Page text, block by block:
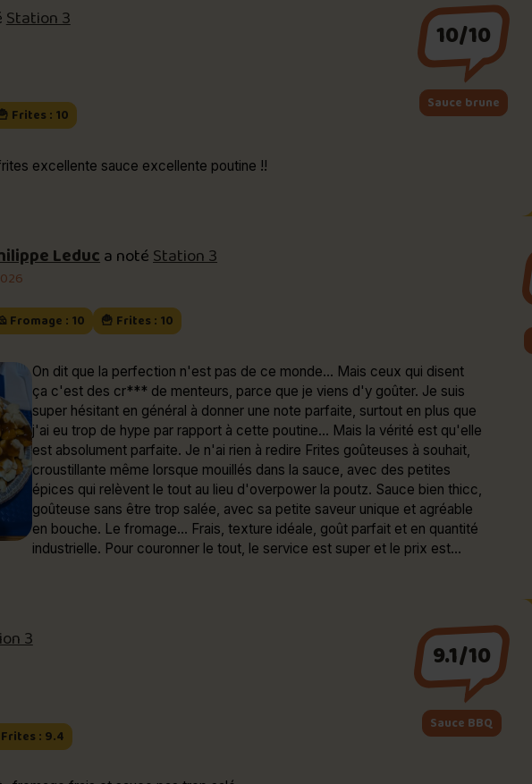
Station 3
Frites : 10
10/10
Sauce brune
excellente sauce excellente poutine !!
Leduca notéStation 3
Fromage : 10 🍟 Frites : 10
On dit que la perfection n'est pas de ce monde... Mais ceux qui disent
ça c'est des cr*** de menteurs, parce que je viens d'y goûter. Je suis
super hésitant en général à donner une note parfaite, surtout en plus que
j'ai eu trop de hype par rapport à cette poutine... Mais la vérité est qu'elle
est absolument parfaite. Je n'ai rien à redire Frites goûteuses à souhait,
croustillante même lorsque mouillés dans la sauce, avec des petites
épices qui relèvent le tout au lieu d'overpower la poutz. Sauce bien thicc,
goûteuse sans être trop salée, avec sa petite saveur unique et agréable
en bouche. Le fromage... Frais, texture idéale, goût parfait et en quantité
industrielle. Pour couronner le tout, le service est super et le prix est
3
: 9.4
9.1/10
Sauce BBQ